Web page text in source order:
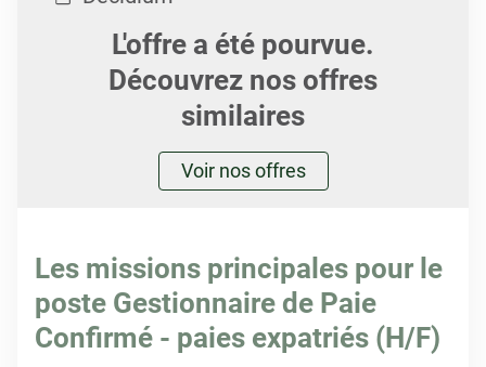
L'offre a été pourvue.
Découvrez nos offres
similaires
Voir nos offres
Les missions principales pour le
poste Gestionnaire de Paie
Confirmé - paies expatriés (H/F)